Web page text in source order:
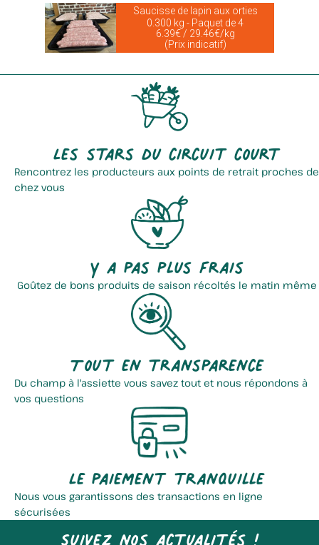
Saucisse de lapin aux orties
0.300 kg - Paquet de 4
6.39€ / 29.46€/kg
(Prix indicatif)
Les stars du circuit court
Rencontrez les producteurs aux points de retrait proches de
chez vous
Y a pas plus frais
Goûtez de bons produits de saison récoltés le matin même
Tout en transparence
Du champ à l'assiette vous savez tout et nous répondons à
vos questions
Le paiement tranquille
Nous vous garantissons des transactions en ligne
sécurisées
Suivez nos actualités !